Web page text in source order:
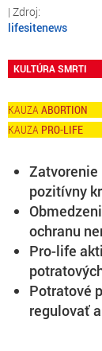
lifesitenews
KULTÚRA SMRTI
ABORTION
PRO-LIFE
Zatvorenie
pozitívny
ochranu
Pro-life
Potratové
regulovať